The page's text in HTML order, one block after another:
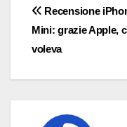
articoli
Recensione
Mini: grazie Apple,
voleva